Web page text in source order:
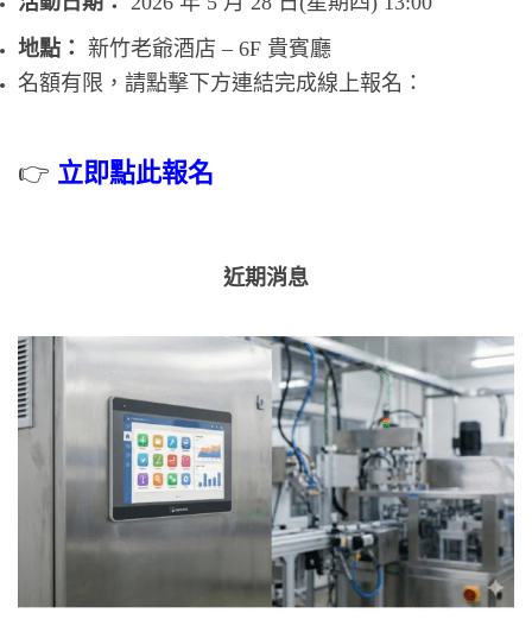
地點： 新竹老爺酒店 – 6F 貴賓廳
名額有限，請點擊下方連結完成線上報名：
👉 立即點此報名
近期消息